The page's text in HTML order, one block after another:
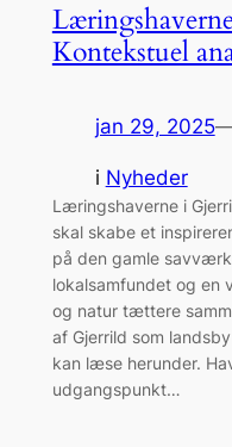
Kontekstuel
jan 29, 2025
i Nyheder
Læringshaverne i
skal skabe et
på den gamle
lokalsamfundet og en
og natur tættere
af Gjerrild som
kan læse herunder.
udgangspunkt…